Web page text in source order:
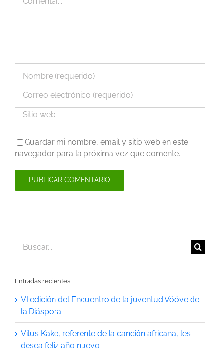
Guardar mi nombre, email y sitio web en este
navegador para la próxima vez que comente.
Buscar:
Entradas recientes
VI edición del Encuentro de la juventud Vöóve de
la Diáspora
Vitus Kake, referente de la canción africana, les
desea feliz año nuevo